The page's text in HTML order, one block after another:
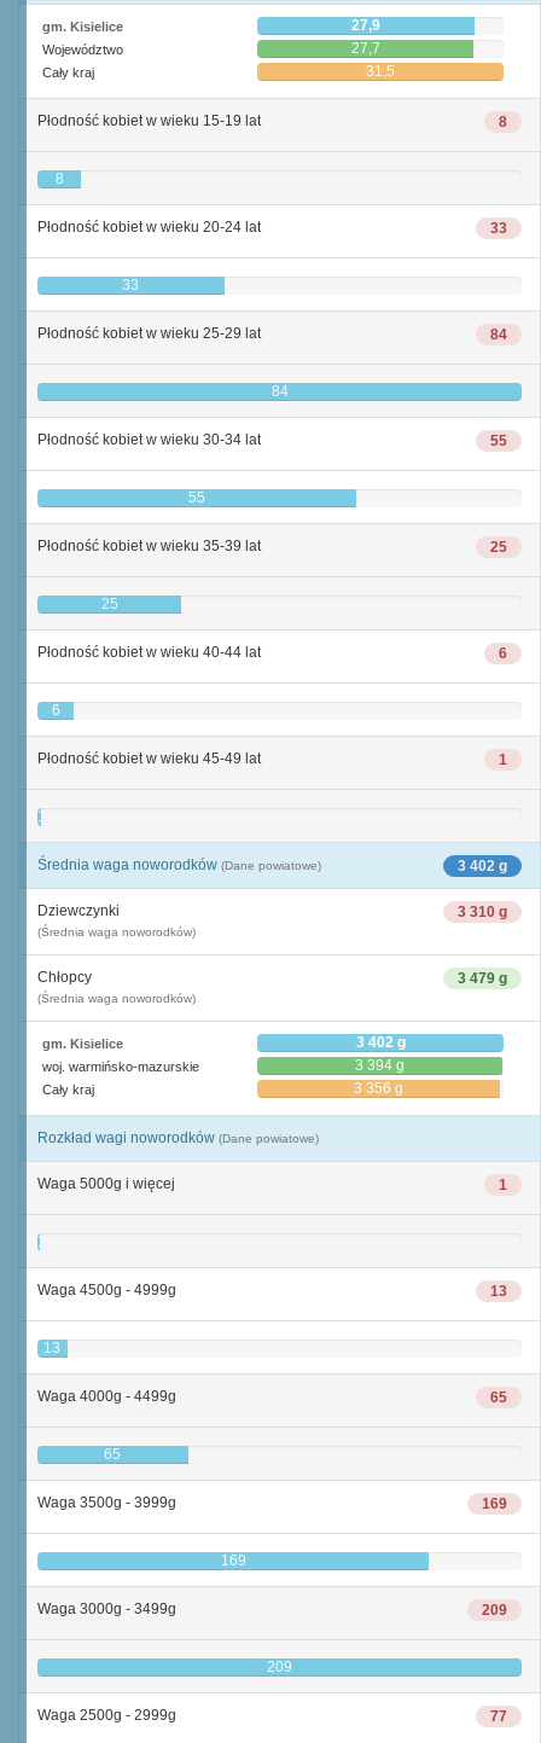
gm. Kisielice 27,9
Województwo 27,7
Cały kraj 31,5
8
Płodność kobiet w wieku 15-19 lat
8
33
Płodność kobiet w wieku 20-24 lat
33
84
Płodność kobiet w wieku 25-29 lat
84
55
Płodność kobiet w wieku 30-34 lat
55
25
Płodność kobiet w wieku 35-39 lat
25
6
Płodność kobiet w wieku 40-44 lat
6
1
Płodność kobiet w wieku 45-49 lat
1
3 402 g
Średnia waga noworodków (Dane powiatowe)
3 310 g
Dziewczynki
(Średnia waga noworodków)
3 479 g
Chłopcy
(Średnia waga noworodków)
gm. Kisielice 3 402 g
woj. warmińsko-mazurskie 3 394 g
Cały kraj 3 356 g
Rozkład wagi noworodków (Dane powiatowe)
1
Waga 5000g i więcej
1
13
Waga 4500g - 4999g
13
65
Waga 4000g - 4499g
65
169
Waga 3500g - 3999g
169
209
Waga 3000g - 3499g
209
77
Waga 2500g - 2999g